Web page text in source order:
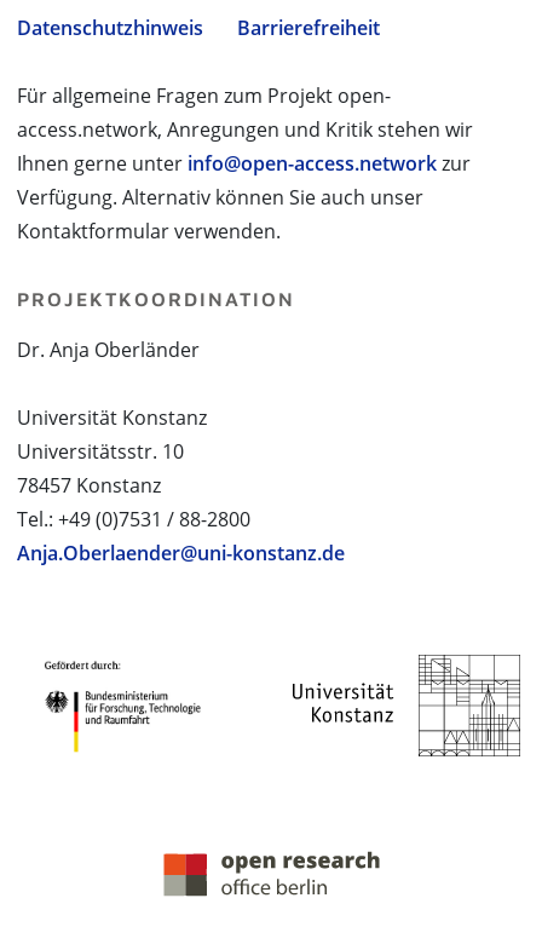
Datenschutzhinweis
Barrierefreiheit
Für allgemeine Fragen zum Projekt open-
access.network, Anregungen und Kritik stehen wir
Ihnen gerne unter info@open-access.networkzur
Verfügung. Alternativ können Sie auch unser
Kontaktformular verwenden.
PROJEKTKOORDINATION
Dr. Anja Oberländer
Universität Konstanz
Universitätsstr. 10
78457 Konstanz
Tel.: +49 (0)7531 / 88-2800
Anja.Oberlaender@uni-konstanz.de